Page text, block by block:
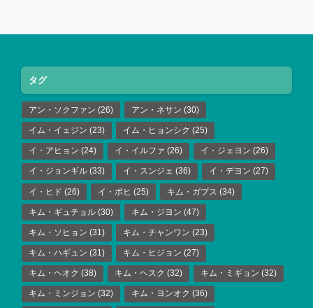
タグ
アン・ソクファン (26) アン・ネサン (30)
イム・イェジン (23) イム・ヒョンシク (25)
イ・アヒョン (24) イ・イルファ (26) イ・ジェヨン (26)
イ・ジョンギル (33) イ・スンジェ (36) イ・デヨン (27)
イ・ヒド (26) イ・ボヒ (25) キム・ガプス (34)
キム・ギュチョル (30) キム・ジヨン (47)
キム・ソヒョン (31) キム・チャンワン (23)
キム・ハギュン (31) キム・ヒジョン (27)
キム・ヘオク (38) キム・ヘスク (32) キム・ミギョン (32)
キム・ミンジョン (32) キム・ヨンオク (36)